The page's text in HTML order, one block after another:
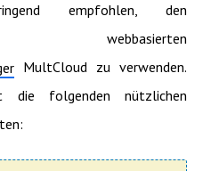
empfohlen, den
webbasierten
MultCloud zu verwenden.
die folgenden nützlichen